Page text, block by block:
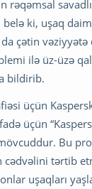
ki, uşaq
çətin
ilə üz-üzə
bildirib.
üçün
üçün
Bu
cədvəlini tərtib
uşaqları